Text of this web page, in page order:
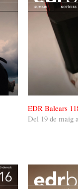
EDR Balears
Del 19 de maig